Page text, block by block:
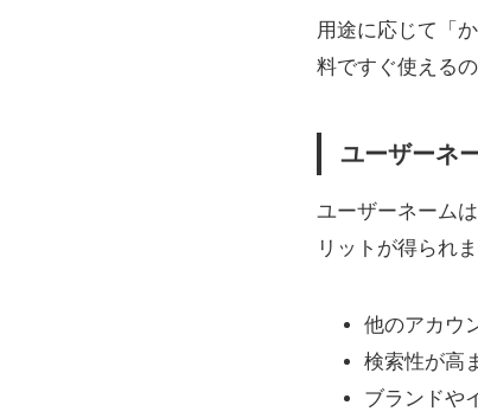
用途に応じて「
料ですぐ使えるの
ユーザーネ
ユーザーネーム
リットが得られま
他のアカウ
検索性が高
ブランドや